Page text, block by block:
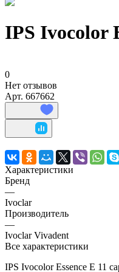
IPS Ivocolor
0
Нет отзывов
Арт. 667662
Характеристики
Бренд
—
Ivoclar
Производитель
—
Ivoclar Vivadent
Все характеристики
IPS Ivocolor Essence E 11